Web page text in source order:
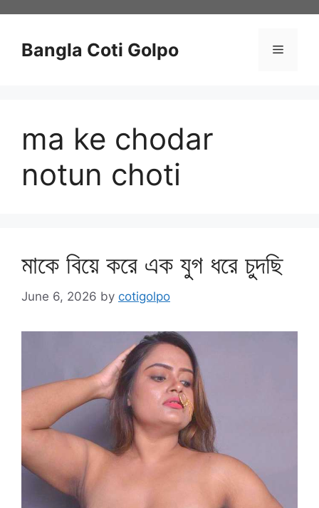
contentBangla Coti Golpo Menu
ma ke chodar
notun choti
মাকে বিয়ে করে এক যুগ ধরে চুদছি
June 6, 2026 by cotigolpo